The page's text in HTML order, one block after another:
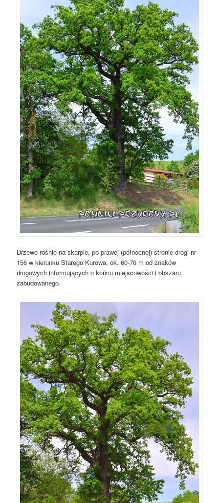
Drzewo rośnie na skarpie, po prawej (północnej) stronie drogi nr
156 w kierunku Starego Kurowa, ok. 60-70 m od znaków
drogowych informujących o końcu miejscowości i obszaru
zabudowanego.